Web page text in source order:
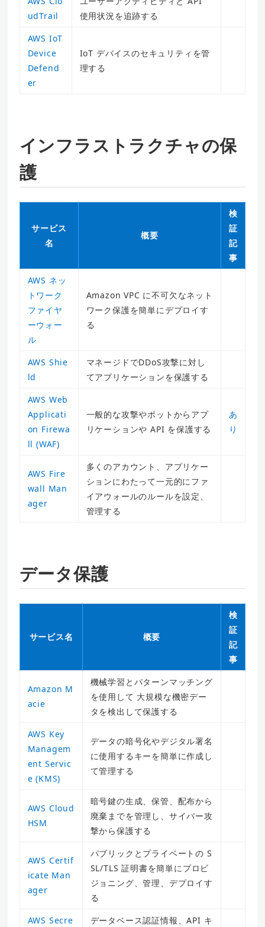
udTrail
使用状況を追跡する
AWS IoT
Device
Defend
er
IoT デバイスのセキュリティを管
理する
インフラストラクチャの保
護
サービス
名
概要
検
証
記
事
AWS ネッ
トワーク
ファイヤ
ーウォー
ル
Amazon VPC に不可欠なネット
ワーク保護を簡単にデプロイす
る
AWS Shie
ld
マネージドでDDoS攻撃に対し
てアプリケーションを保護する
AWS Web
Applicati
on Firewa
ll (WAF)
一般的な攻撃やボットからアプ
リケーションや API を保護する
あ
り
AWS Fire
wall Man
ager
多くのアカウント、アプリケー
ションにわたって一元的にファ
イアウォールのルールを設定、
管理する
データ保護
サービス名 概要
検
証
記
事
Amazon M
acie
機械学習とパターンマッチング
を使用して 大規模な機密デー
タを検出して保護する
AWS Key
Managem
ent Servic
e (KMS)
データの暗号化やデジタル署名
に使用するキーを簡単に作成し
て管理する
AWS Cloud
HSM
暗号鍵の生成、保管、配布から
廃棄までを管理し、サイバー攻
撃から保護する
AWS Certif
icate Man
ager
パブリックとプライベートの S
SL/TLS 証明書を簡単にプロビ
ジョニング、管理、デプロイす
る
AWS Secre
データベース認証情報、API キ